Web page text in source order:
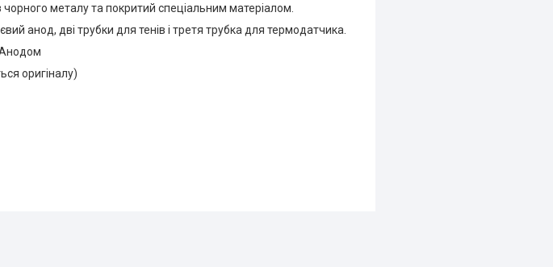
металу та покритий спеціальним матеріалом.
анод, дві трубки для тенів і третя трубка для термодатчика.
оригіналу)